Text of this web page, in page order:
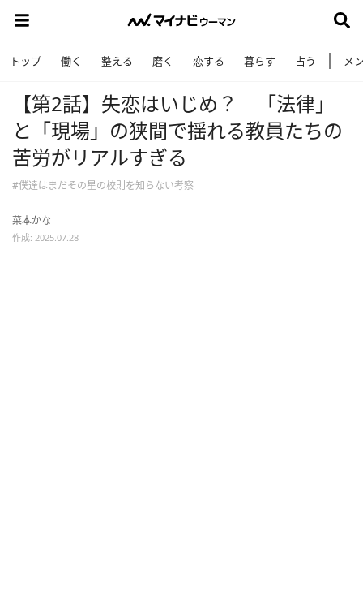
トップ 働く 整える 磨く 恋する 暮らす 占う メ
【第2話】失恋はいじめ？ 「法律」
と「現場」の狭間で揺れる教員たちの
苦労がリアルすぎる
#僕達はまだその星の校則を知らない考察
菜本かな
作成: 2025.07.28